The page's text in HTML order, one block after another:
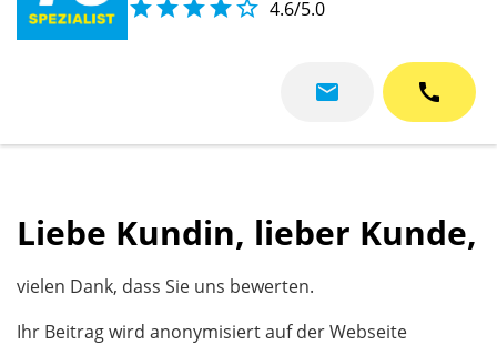
 4.6/5.0
mail call
Liebe Kundin, lieber Kunde,
vielen Dank, dass Sie uns bewerten.
Ihr Beitrag wird anonymisiert auf der Webseite